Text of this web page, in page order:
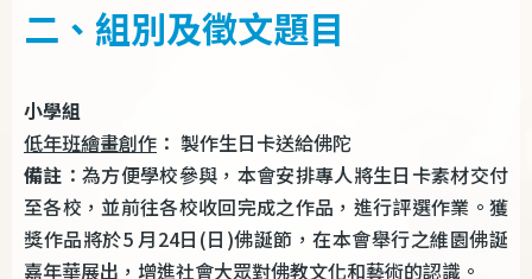
二、組別及徵文題目
小學組
低年班繪畫創作 ： 製作生日卡送給佛陀
備註 ：為方便學校參與，本會安排專人將生日卡素材交付
至各校，並前往各校收回完成之作品，進行評選作業。獲
獎作品將於5 月24日(日)佛誕節，在本會舉行之維園佛誕
嘉年華展出，增進社會大眾對佛教文化和藝術的認識。